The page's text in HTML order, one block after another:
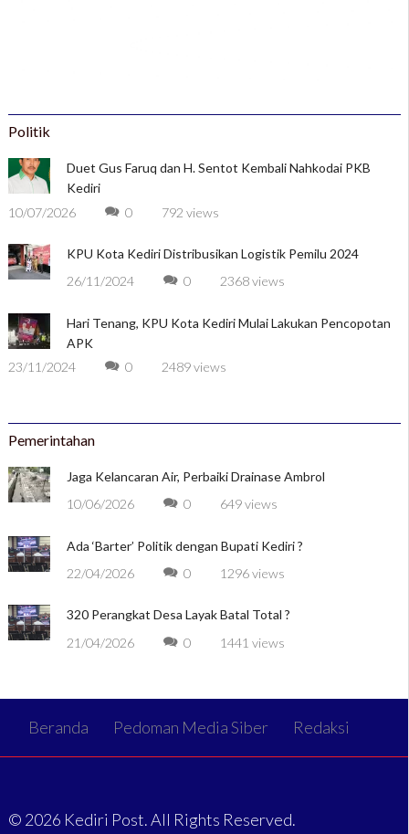
Politik
Duet Gus Faruq dan H. Sentot Kembali Nahkodai PKB
Kediri
10/07/2026
0 792 views
KPU Kota Kediri Distribusikan Logistik Pemilu 2024
26/11/2024
0 2368 views
Hari Tenang, KPU Kota Kediri Mulai Lakukan Pencopotan
APK
23/11/2024
0 2489 views
Pemerintahan
Jaga Kelancaran Air, Perbaiki Drainase Ambrol
10/06/2026
0 649 views
Ada ‘Barter’ Politik dengan Bupati Kediri ?
22/04/2026
0 1296 views
320 Perangkat Desa Layak Batal Total ?
21/04/2026
0 1441 views
Beranda Pedoman Media Siber Redaksi
© 2026 Kediri Post. All Rights Reserved.